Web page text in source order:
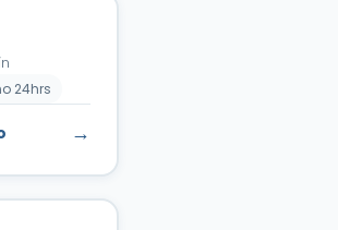
24hrs
→